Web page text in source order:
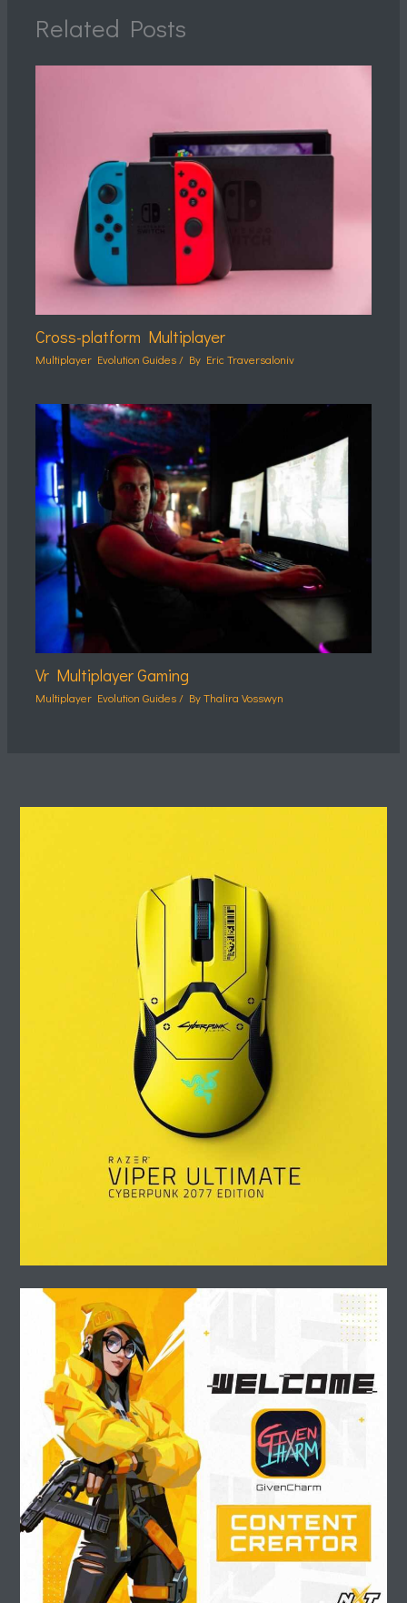
Related Posts
Cross-platform Multiplayer
Multiplayer Evolution Guides / By Eric Traversaloniv
Vr Multiplayer Gaming
Multiplayer Evolution Guides/ ByThalira Vosswyn